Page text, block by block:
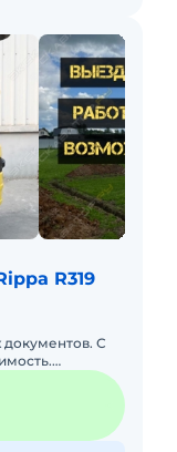
R319
документов. С
Rippa